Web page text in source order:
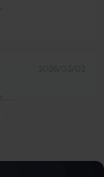
2026/02/19